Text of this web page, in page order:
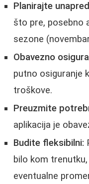
Planirajte
što pre, posebno
sezone
Obavezno
putno osiguranje
troškove.
Preuzmite
aplikacija je
Budite fleksibilni:
bilo kom
eventualne